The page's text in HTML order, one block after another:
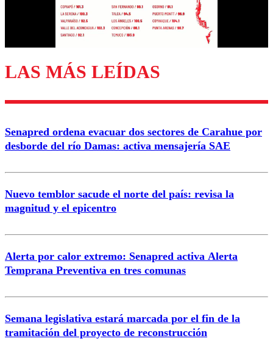
Enviar comentario
LAS MÁS LEÍDAS
Senapred ordena evacuar dos sectores de Carahue por
desborde del río Damas: activa mensajería SAE
Nuevo temblor sacude el norte del país: revisa la
magnitud y el epicentro
Alerta por calor extremo: Senapred activa Alerta
Temprana Preventiva en tres comunas
Semana legislativa estará marcada por el fin de la
tramitación del proyecto de reconstrucción